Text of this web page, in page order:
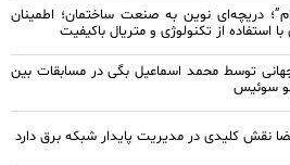
دریچه‌ای نوین به صنعت ساختمان؛ اطمینان
استفاده از تکنولوژی و متریال باکیفیت
توسط محمد اسماعیل بگی در مسابقات بین
سوئیس
نقش کلیدی در مدیریت پایدار شبکه برق دارد